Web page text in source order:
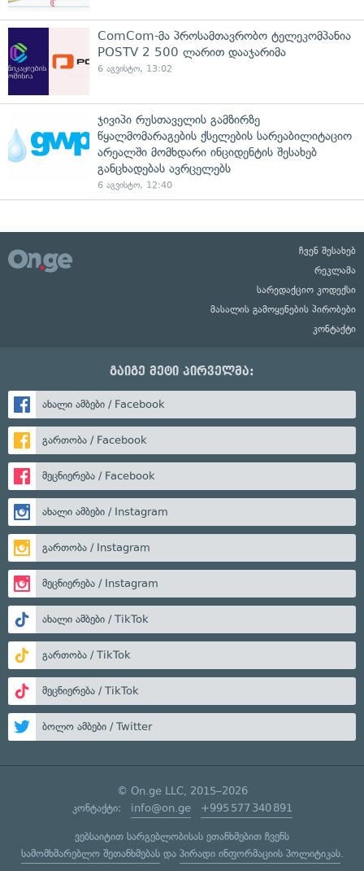
ComCom-მა პროსამთავრობო ტელეკომპანია
POSTV 2 500 ლარით დააჯარიმა
6 აგვისტო, 13:02
ჯივიპი რუსთაველის გამზირზე
წყალმომარაგების ქსელების სარეაბილიტაციო
არეალში მომხდარი ინციდენტის შესახებ
განცხადებას ავრცელებს
6 აგვისტო, 12:40
ჩვენ შესახებ
რეკლამა
სარედაქციო კოდექსი
მასალის გამოყენების პირობები
კონტაქტი
გაიგე მეტი პირველმა:
ახალი ამბები / Facebook
გართობა / Facebook
მეცნიერება / Facebook
ახალი ამბები / Instagram
გართობა / Instagram
მეცნიერება / Instagram
ახალი ამბები / TikTok
გართობა / TikTok
მეცნიერება / TikTok
ბოლო ამბები / Twitter
© On.ge LLC, 2015–2026
კონტაქტი: info@on.ge +995 577 340 891
ვებსაიტით სარგებლობისას ეთანხმებით ჩვენს
სამომხმარებლო შეთანხმებასდა პირადი ინფორმაციის პოლიტიკას.